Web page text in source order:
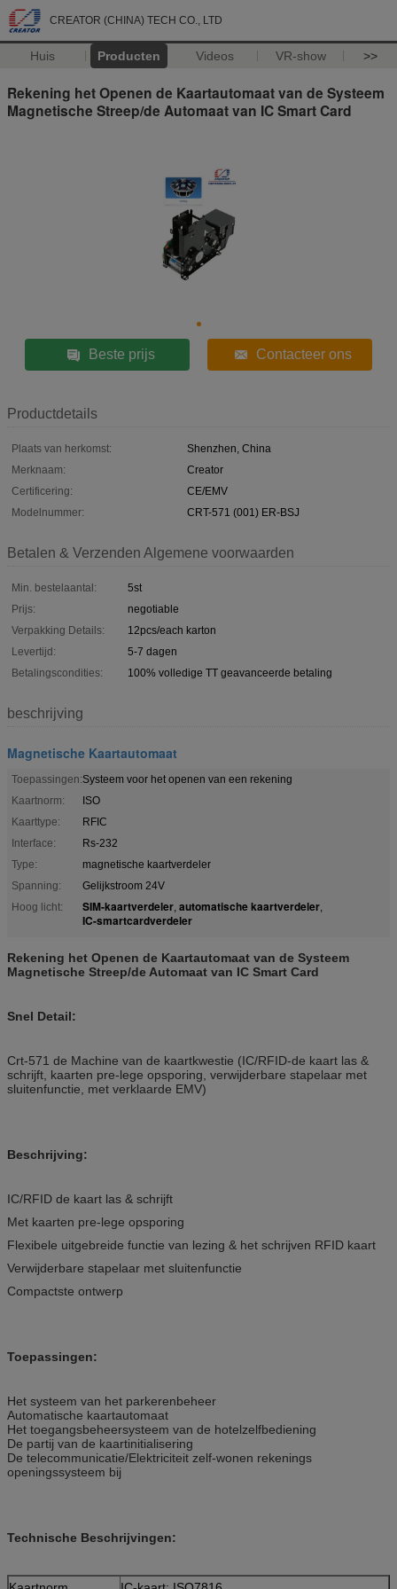
CREATOR (CHINA) TECH CO., LTD
Huis Producten Videos VR-show >>
Rekening het Openen de Kaartautomaat van de Systeem
Magnetische Streep/de Automaat van IC Smart Card
Beste prijs Contacteer ons
Productdetails
Plaats van herkomst:
Shenzhen, China
Merknaam:
Creator
Certificering:
CE/EMV
Modelnummer:
CRT-571 (001) ER-BSJ
Betalen & Verzenden Algemene voorwaarden
Min. bestelaantal:
5st
Prijs:
negotiable
Verpakking Details:
12pcs/each karton
Levertijd:
5-7 dagen
Betalingscondities:
100% volledige TT geavanceerde betaling
beschrijving
Magnetische Kaartautomaat
Toepassingen:Systeem voor het openen van een rekening
Kaartnorm:
ISO
Kaarttype:
RFIC
Interface:
Rs-232
Type:
magnetische kaartverdeler
Spanning:
Gelijkstroom 24V
Hoog licht:
SIM-kaartverdeler, automatische kaartverdeler,
IC-smartcardverdeler
Rekening het Openen de Kaartautomaat van de Systeem
Magnetische Streep/de Automaat van IC Smart Card
Snel Detail:
Crt-571 de Machine van de kaartkwestie (IC/RFID-de kaart las &
schrijft, kaarten pre-lege opsporing, verwijderbare stapelaar met
sluitenfunctie, met verklaarde EMV)
Beschrijving:
IC/RFID de kaart las & schrijft
Met kaarten pre-lege opsporing
Flexibele uitgebreide functie van lezing & het schrijven RFID kaart
Verwijderbare stapelaar met sluitenfunctie
Compactste ontwerp
Toepassingen:
Het systeem van het parkerenbeheer
Automatische kaartautomaat
Het toegangsbeheersysteem van de hotelzelfbediening
De partij van de kaartinitialisering
De telecommunicatie/Elektriciteit zelf-wonen rekenings
openingssysteem bij
Technische Beschrijvingen: